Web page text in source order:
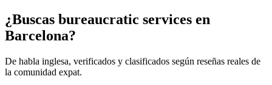
¿Buscas bureaucratic services en
Barcelona?
De habla inglesa, verificados y clasificados según reseñas reales de
la comunidad expat.